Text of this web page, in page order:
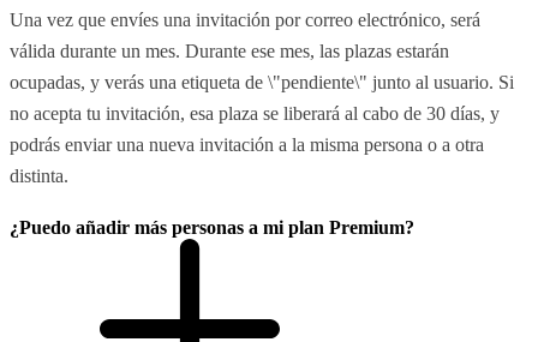
Una vez que envíes una invitación por correo electrónico, será
válida durante un mes. Durante ese mes, las plazas estarán
ocupadas, y verás una etiqueta de \"pendiente\" junto al usuario. Si
no acepta tu invitación, esa plaza se liberará al cabo de 30 días, y
podrás enviar una nueva invitación a la misma persona o a otra
distinta.
¿Puedo añadir más personas a mi plan Premium?